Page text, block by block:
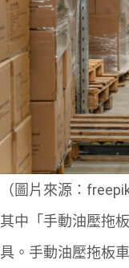
（圖片來源：freepik
其中「手動油壓拖
具。手動油壓拖板